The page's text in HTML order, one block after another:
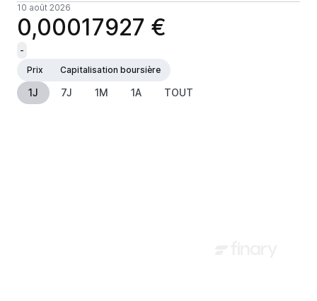
10 août 2026
0,00017927 €
-
Prix
Capitalisation boursière
1J 7J 1M 1A TOUT